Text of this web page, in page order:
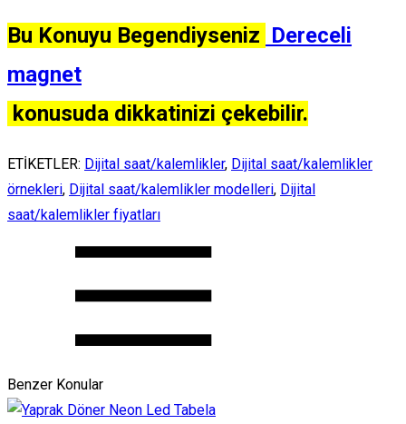
Bu Konuyu Begendiyseniz Dereceli
magnet
konusuda dikkatinizi çekebilir.
ETİKETLER: Dijital saat/kalemlikler, Dijital saat/kalemlikler
örnekleri, Dijital saat/kalemlikler modelleri, Dijital
saat/kalemlikler fiyatları
Benzer Konular